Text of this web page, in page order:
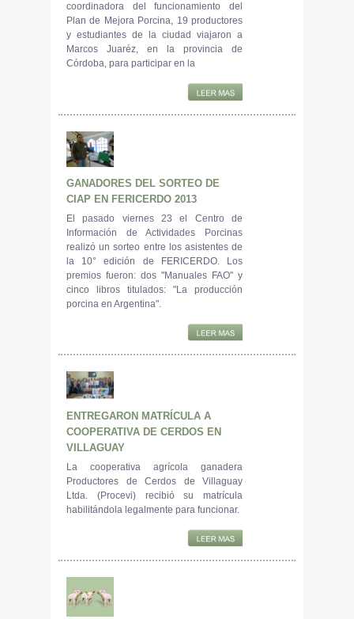
coordinadora del funcionamiento del
Plan de Mejora Porcina, 19 productores
y estudiantes de la ciudad viajaron a
Marcos Juaréz, en la provincia de
Córdoba, para participar en la
GANADORES DEL SORTEO DE
CIAP EN FERICERDO 2013
El pasado viernes 23 el Centro de
Información de Actividades Porcinas
realizó un sorteo entre los asistentes de
la 10° edición de FERICERDO. Los
premios fueron: dos "Manuales FAO" y
cinco libros titulados: "La producción
porcina en Argentina".
ENTREGARON MATRÍCULA A
COOPERATIVA DE CERDOS EN
VILLAGUAY
La cooperativa agrícola ganadera
Productores de Cerdos de Villaguay
Ltda. (Procevi) recibió su matrícula
habilitándola legalmente para funcionar.